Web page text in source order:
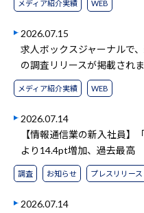
メディア紹介実績 WEB
2026.07.15
求人ボックスジャーナルで
の調査リリースが掲載され
メディア紹介実績 WEB
2026.07.14
【情報通信業の新入社員】
より14.4pt増加、過去最高
調査 お知らせ プレスリリース
2026.07.14